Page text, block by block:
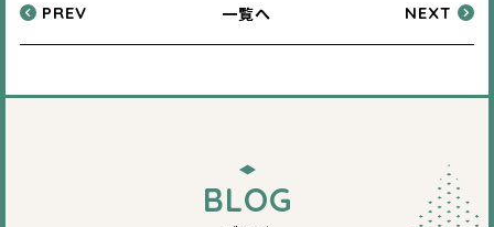
PREV 一覧へ NEXT
BLOG